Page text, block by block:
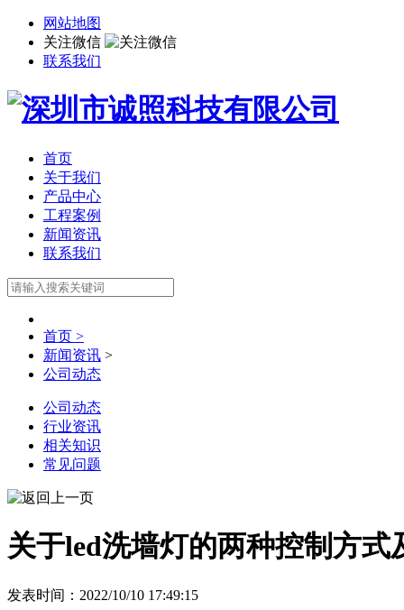
网站地图
关注微信
联系我们
首页
关于我们
产品中心
工程案例
新闻资讯
联系我们
首页 >
新闻资讯 >
公司动态
公司动态
行业资讯
相关知识
常见问题
关于led洗墙灯的两种控制方式
发表时间：2022/10/10 17:49:15